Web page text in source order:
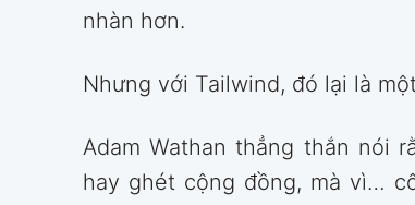
nhàn hơn.
Nhưng với Tailwind, đó lại là
Adam Wathan thẳng thắn nói
hay ghét cộng đồng, mà vì…